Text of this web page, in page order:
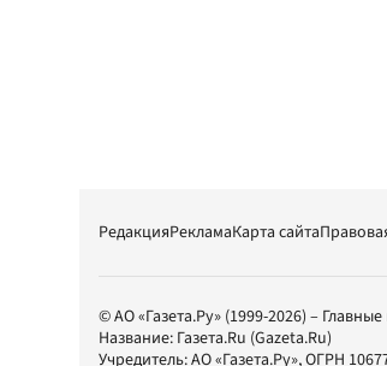
РедакцияРекламаКарта сайта
© АО «Газета.Ру» (1999-2026) –
Название: Газета.Ru (Gazeta.Ru)
Учредитель:АО «Газета.Ру», ОГРН